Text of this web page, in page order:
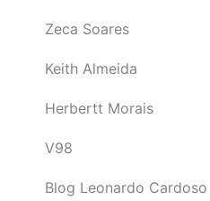
Zeca Soares
Keith Almeida
Herbertt Morais
V98
Blog Leonardo Cardoso